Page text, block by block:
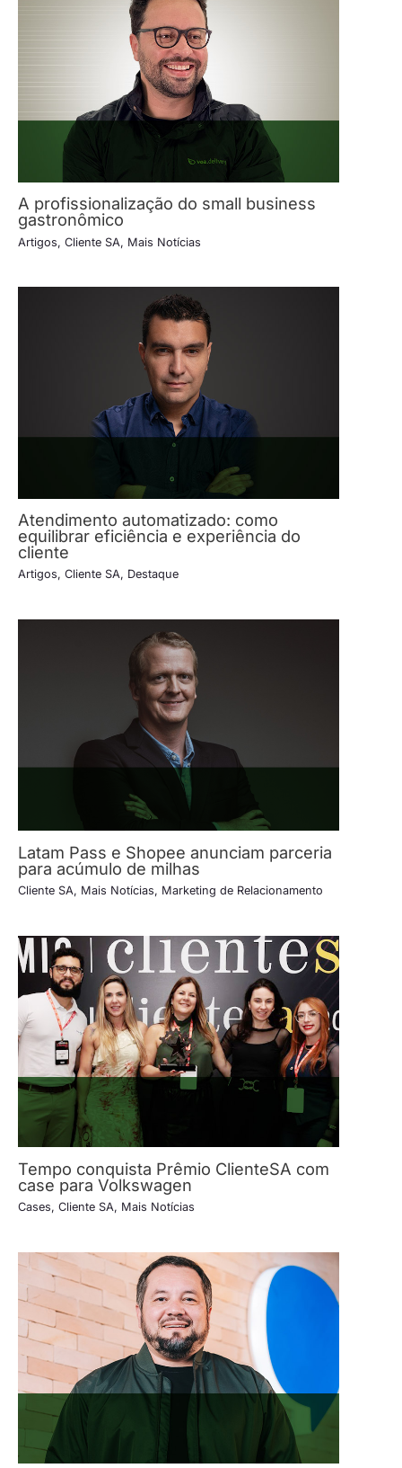
A profissionalização do small business
gastronômico
Artigos, Cliente SA, Mais Notícias
Atendimento automatizado: como
equilibrar eficiência e experiência do
cliente
Artigos, Cliente SA, Destaque
Latam Pass e Shopee anunciam parceria
para acúmulo de milhas
Cliente SA, Mais Notícias, Marketing de Relacionamento
Tempo conquista Prêmio ClienteSA com
case para Volkswagen
Cases, Cliente SA, Mais Notícias